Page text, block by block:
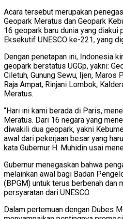
Acara tersebut merupakan
Geopark Meratus dan Geopark
16 geopark baru dunia yang diakui
Eksekutif UNESCO ke-221, yang
Dengan penetapan ini, Indonesia
geopark berstatus UGGp, yakni:
Ciletuh, Gunung Sewu, Ijen, Maros
Raja Ampat, Rinjani Lombok,
Meratus.
“Hari ini kami berada di Paris,
Meratus. Dari 16 negara yang
diwakili dua geopark, yakni
awal dari pekerjaan besar yang
kata Gubernur H. Muhidin usai
Gubernur menegaskan bahwa
melainkan awal bagi Badan
(BPGM) untuk terus berbenah dan
persyaratan dari UNESCO.
Dalam pertemuan dengan Dubes